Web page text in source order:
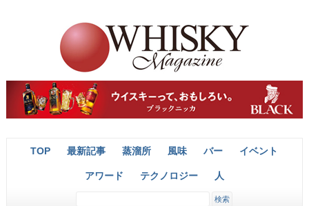
TOP 最新記事 蒸溜所 風味 バー イベント
アワード テクノロジー 人